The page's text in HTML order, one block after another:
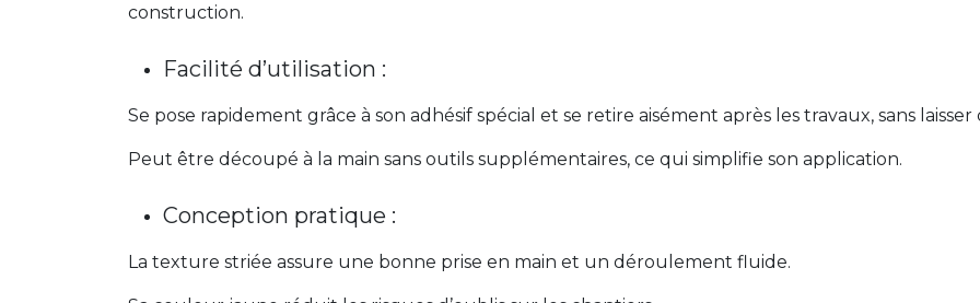
construction.
Facilité d’utilisation :
Se pose rapidement grâce à son adhésif spécial et se retire aisément après les travaux, sans laisser
Peut être découpé à la main sans outils supplémentaires, ce qui simplifie son application.
Conception pratique :
La texture striée assure une bonne prise en main et un déroulement fluide.